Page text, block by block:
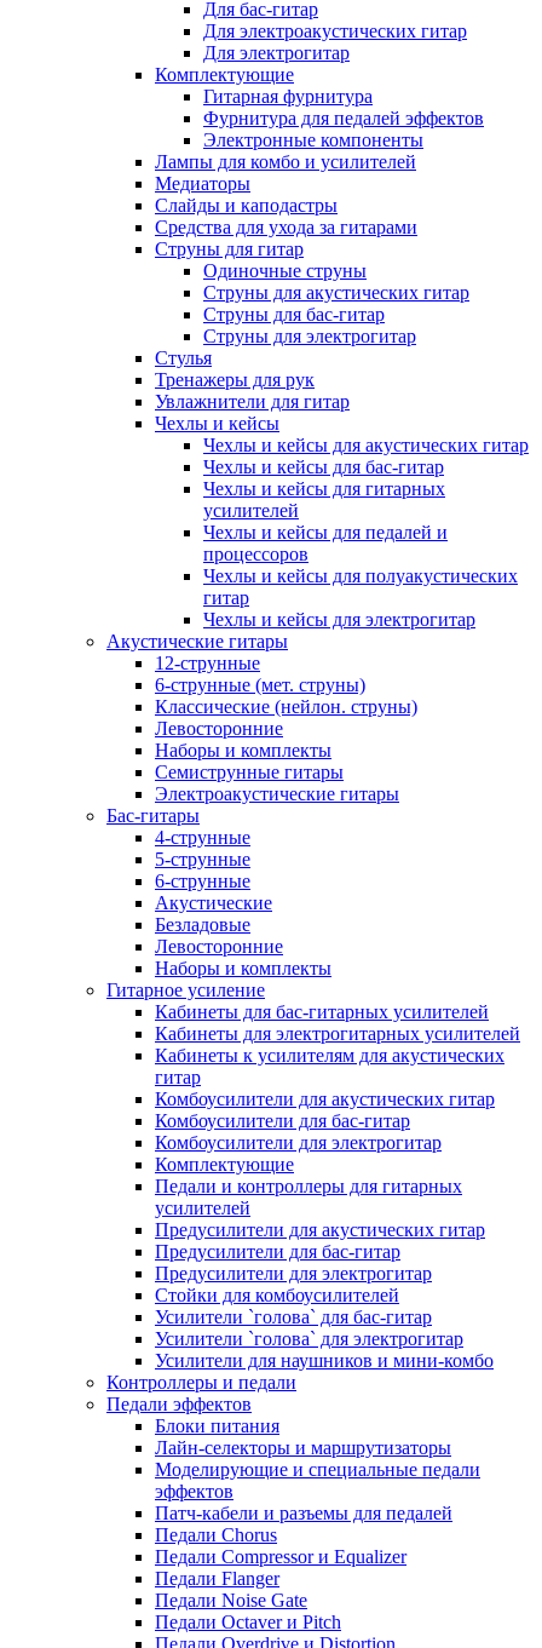
Для бас-гитар
Для электроакустических гитар
Для электрогитар
Комплектующие
Гитарная фурнитура
Фурнитура для педалей эффектов
Электронные компоненты
Лампы для комбо и усилителей
Медиаторы
Слайды и каподастры
Средства для ухода за гитарами
Струны для гитар
Одиночные струны
Струны для акустических гитар
Струны для бас-гитар
Струны для электрогитар
Стулья
Тренажеры для рук
Увлажнители для гитар
Чехлы и кейсы
Чехлы и кейсы для акустических гитар
Чехлы и кейсы для бас-гитар
Чехлы и кейсы для гитарных
усилителей
Чехлы и кейсы для педалей и
процессоров
Чехлы и кейсы для полуакустических
гитар
Чехлы и кейсы для электрогитар
Акустические гитары
12-струнные
6-струнные (мет. струны)
Классические (нейлон. струны)
Левосторонние
Наборы и комплекты
Семиструнные гитары
Электроакустические гитары
Бас-гитары
4-струнные
5-струнные
6-струнные
Акустические
Безладовые
Левосторонние
Наборы и комплекты
Гитарное усиление
Кабинеты для бас-гитарных усилителей
Кабинеты для электрогитарных усилителей
Кабинеты к усилителям для акустических
гитар
Комбоусилители для акустических гитар
Комбоусилители для бас-гитар
Комбоусилители для электрогитар
Комплектующие
Педали и контроллеры для гитарных
усилителей
Предусилители для акустических гитар
Предусилители для бас-гитар
Предусилители для электрогитар
Стойки для комбоусилителей
Усилители `голова` для бас-гитар
Усилители `голова` для электрогитар
Усилители для наушников и мини-комбо
Контроллеры и педали
Педали эффектов
Блоки питания
Лайн-селекторы и маршрутизаторы
Моделирующие и специальные педали
эффектов
Патч-кабели и разъемы для педалей
Педали Chorus
Педали Compressor и Equalizer
Педали Flanger
Педали Noise Gate
Педали Octaver и Pitch
Педали Overdrive и Distortion